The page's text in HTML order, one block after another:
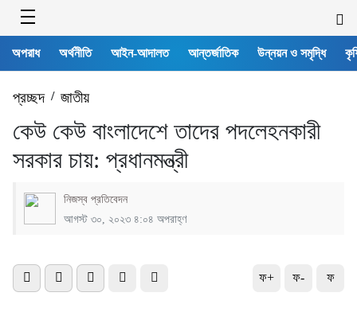
অপরাধ অর্থনীতি আইন-আদালত আন্তর্জাতিক উন্নয়ন ও সমৃদ্ধি
প্রচ্ছদ/ জাতীয়
কেউ কেউ বাংলাদেশে তাদের পদলেহনকারী
সরকার চায়: প্রধানমন্ত্রী
নিজস্ব প্রতিবেদন
আগস্ট ৩০, ২০২৩ ৪:০৪ অপরাহ্ণ
ফ+ ফ- ফ